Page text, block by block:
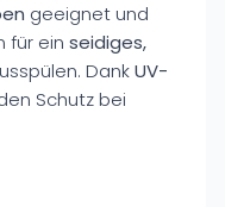
geeignet und
für ein seidiges,
DankUV-
Schutz bei